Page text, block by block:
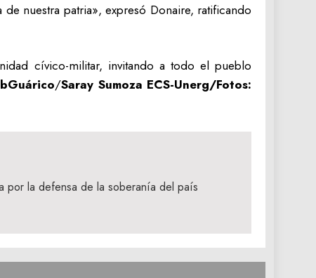
nuestra patria», expresó Donaire, ratificando
cívico-militar, invitando a todo el pueblo
/Saray Sumoza ECS-Unerg/Fotos:
por la defensa de la soberanía del país